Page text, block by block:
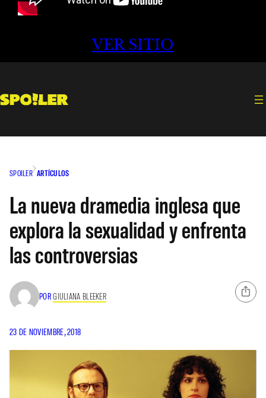
VER SITIO
SPOILER ARTÍCULOS
La nueva dramedia inglesa que
explora la sexualidad y enfrenta
las controversias
PORGIULIANA BLEEKER
23 DE NOVIEMBRE, 2018